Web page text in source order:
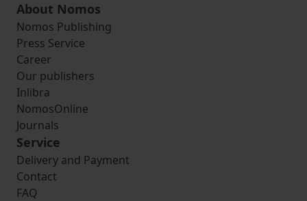
About Nomos
Nomos Publishing
Press Service
Career
Our publishers
Inlibra
NomosOnline
Journals
Service
Delivery and Payment
Contact
FAQ